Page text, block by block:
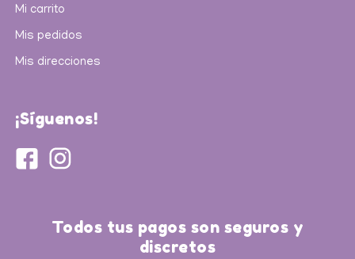
Mi carrito
Mis pedidos
Mis direcciones
¡Síguenos!
Todos tus pagos son seguros y
discretos